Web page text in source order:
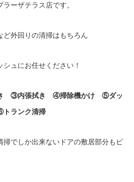
ーザテラス店です。
ど外回りの清掃はもちろん
ュにお任せください！
③内張拭き ④掃除機かけ ⑤ダッ
ランク清掃
掃でしか出来ないドアの敷居部分もピ